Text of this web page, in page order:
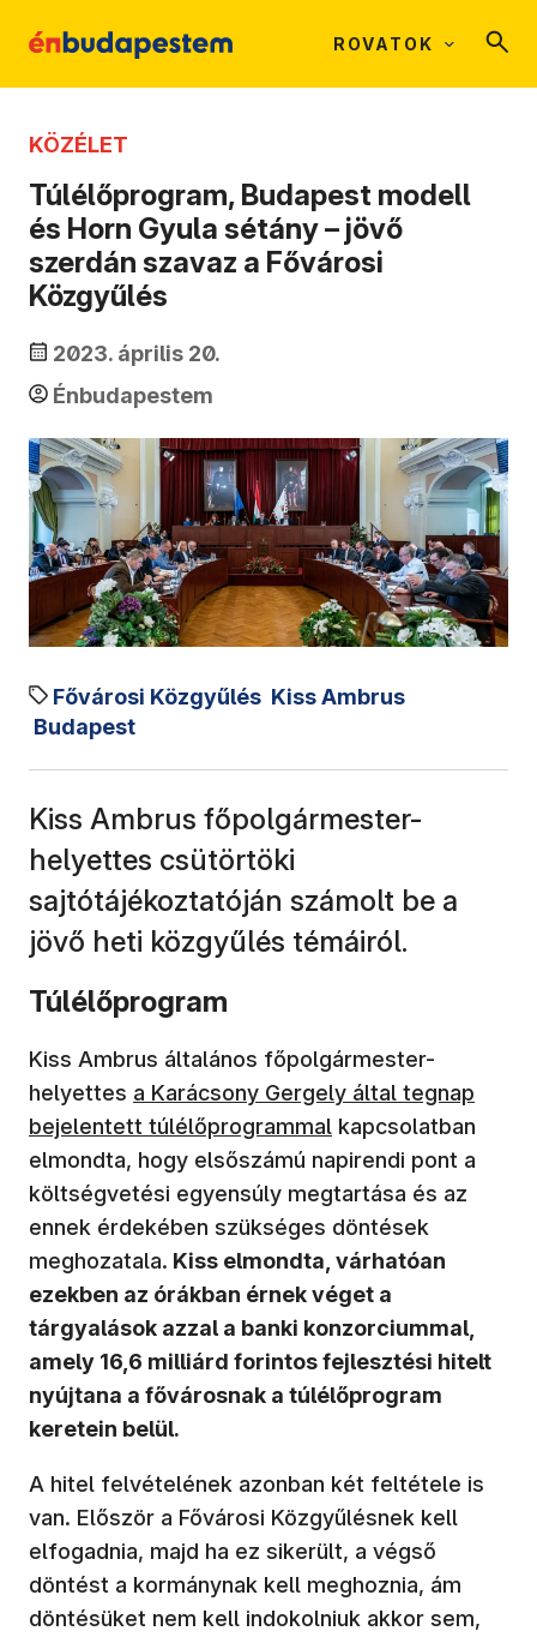
ROVATOK
KÖZÉLET
Túlélőprogram, Budapest modell
és Horn Gyula sétány – jövő
szerdán szavaz a Fővárosi
Közgyűlés
2023. április 20.
Énbudapestem
Fővárosi Közgyűlés Kiss Ambrus
Budapest
Kiss Ambrus főpolgármester-
helyettes csütörtöki
sajtótájékoztatóján számolt be a
jövő heti közgyűlés témáiról.
Túlélőprogram
Kiss Ambrus általános főpolgármester-
helyettes (új ablakban nyílik meg)
a Karácsony Gergely által tegnap
bejelentett túlélőprogrammal kapcsolatban
elmondta, hogy elsőszámú napirendi pont a
költségvetési egyensúly megtartása és az
ennek érdekében szükséges döntések
meghozatala. Kiss elmondta, várhatóan
ezekben az órákban érnek véget a
tárgyalások azzal a banki konzorciummal,
amely 16,6 milliárd forintos fejlesztési hitelt
nyújtana a fővárosnak a túlélőprogram
keretein belül.
A hitel felvételének azonban két feltétele is
van. Először a Fővárosi Közgyűlésnek kell
elfogadnia, majd ha ez sikerült, a végső
döntést a kormánynak kell meghoznia, ám
döntésüket nem kell indokolniuk akkor sem,